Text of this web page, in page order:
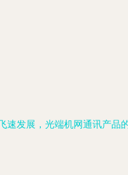
速发展，光端机网通讯产品